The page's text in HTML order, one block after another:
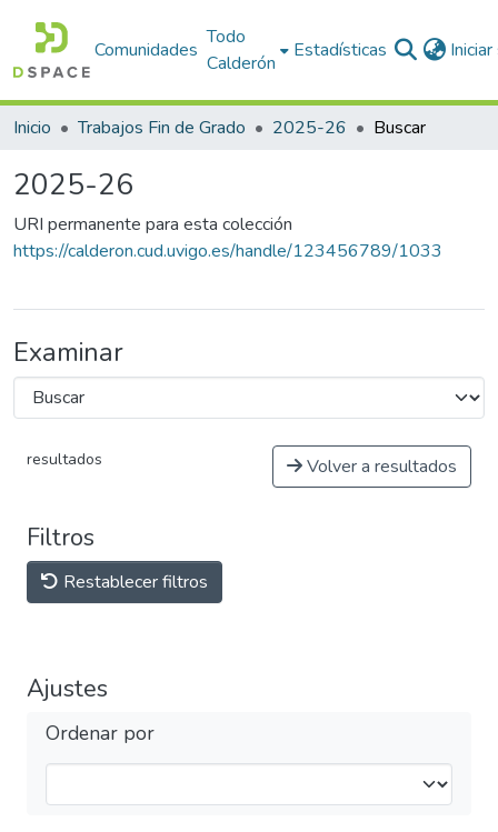
Comunidades
Todo
Calderón
Estadísticas
Inicio Trabajos Fin de Grado 2025-26 Buscar
2025-26
URI permanente para esta colección
https://calderon.cud.uvigo.es/handle/123456789/1033
Examinar
resultados Volver a resultados
Filtros
Restablecer filtros
Ajustes
Ordenar por